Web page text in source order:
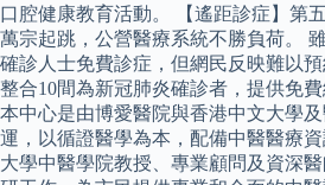
口腔健康教育活動。 【遙距診症】第
萬宗起跳，公營醫療系統不勝負荷。
確診人士免費診症，但網民反映難以預
整合10間為新冠肺炎確診者，提供免費
本中心是由博愛醫院與香港中文大學
運，以循證醫學為本，配備中醫醫療
大學中醫學院教授、專業顧問及資深